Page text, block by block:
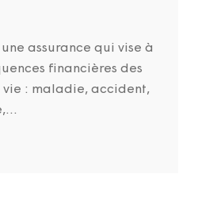
assurance qui vise à
financières des
vie : maladie, accident,